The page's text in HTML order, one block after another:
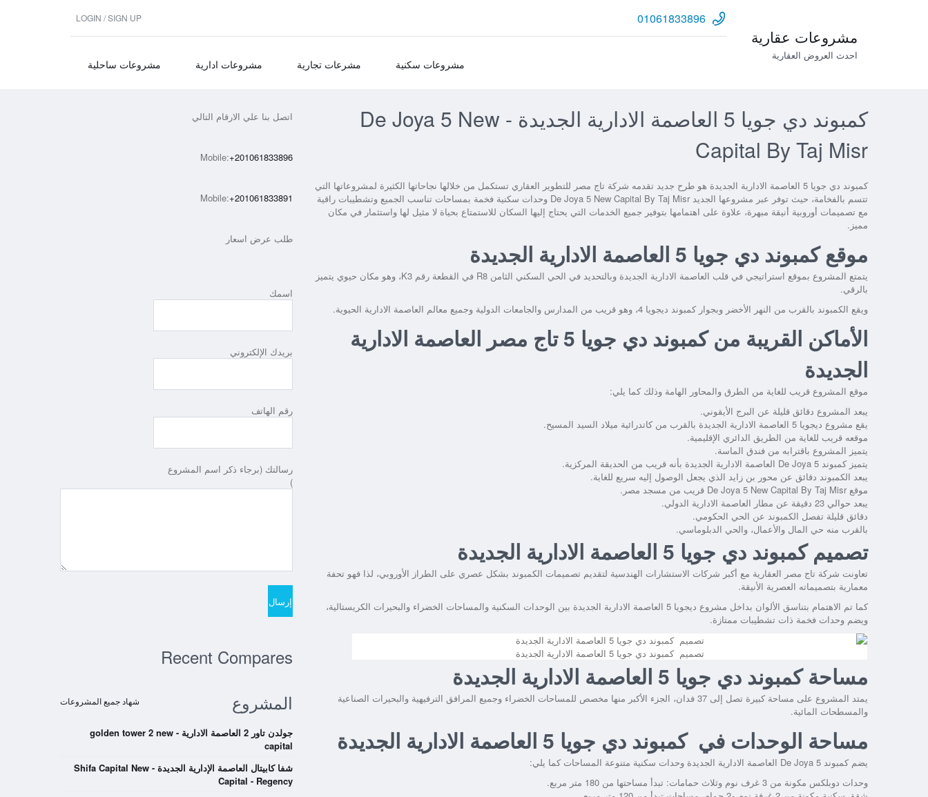
مشروعات عقارية
احدث العروض العقارية
LOGIN / SIGN UP 01061833896
مشروعات سكنية مشرعات تجارية مشروعات ادارية مشروعات ساحلية
كمبوند دي جويا 5 العاصمة الادارية الجديدة - De Joya 5 New
Capital By Taj Misr
كمبوند دي جويا 5 العاصمة الادارية الجديدة
هو طرح جديد تقدمه شركة تاج مصر للتطوير العقاري تستكمل من خلالها نجاحاتها الكثيرة لمشروعاتها التي
تتسم بالفخامة، حيث توفر عبر مشروعها الجديد De Joya 5 New Capital By Taj Misr وحدات سكنية فخمة بمساحات تناسب الجميع وتشطيبات راقية
مع تصميمات أوروبية أنيقة مبهرة، علاوة على اهتمامها بتوفير جميع الخدمات التي يحتاج إليها السكان للاستمتاع بحياة لا مثيل لها واستثمار في مكان
مميز.
موقع كمبوند دي جويا 5 العاصمة الادارية الجديدة
يتمتع المشروع بموقع استراتيجي في قلب العاصمة الادارية الجديدة وبالتحديد في الحي السكني الثامن R8 في القطعة رقم K3، وهو مكان حيوي يتميز
بالرقي.
ويقع الكمبوند بالقرب من النهر الأخضر وبجوار كمبوند ديجويا 4، وهو قريب من المدارس والجامعات الدولية وجميع معالم العاصمة الادارية الحيوية.
الأماكن القريبة من كمبوند دي جويا 5 تاج مصر العاصمة الادارية
الجديدة
موقع المشروع قريب للغاية من الطرق والمحاور الهامة وذلك كما يلي:
يبعد المشروع دقائق قليلة عن البرج الأيقوني.
يقع مشروع ديجويا 5 العاصمة الادارية الجديدة
بالقرب من كاتدرائية ميلاد السيد المسيح.
موقعه قريب للغاية من الطريق الدائري الإقليمية.
يتميز المشروع باقترابه من فندق الماسة.
يتميز كمبوند De Joya 5 العاصمة الادارية الجديدة
بأنه قريب من الحديقة المركزية.
يبعد الكمبوند دقائق عن محور بن زايد الذي يجعل الوصول إليه سريع للغاية.
موقع De Joya 5 New Capital By Taj Misr قريب من مسجد مصر.
يبعد حوالي 23 دقيقة عن مطار العاصمة الادارية الدولي.
دقائق قليلة تفصل الكمبوند عن الحي الحكومي.
بالقرب منه حي المال والأعمال، والحي الدبلوماسي.
تصميم كمبوند دي جويا 5 العاصمة الادارية الجديدة
تعاونت شركة تاج مصر العقارية مع أكبر شركات الاستشارات الهندسية لتقديم تصميمات الكمبوند بشكل عصري على الطراز الأوروبي، لذا فهو تحفة
معمارية بتصميماته العصرية الأنيقة.
كما تم الاهتمام بتناسق الألوان بداخل مشروع ديجويا 5 العاصمة الادارية الجديدة
بين الوحدات السكنية والمساحات الخضراء والبحيرات الكريستالية،
ويضم وحدات فخمة ذات تشطيبات ممتازة.
تصميم كمبوند دي جويا 5 العاصمة الادارية الجديدة
مساحة كمبوند دي جويا 5 العاصمة الادارية الجديدة
يمتد المشروع على مساحة كبيرة تصل إلى 37 فدان، الجزء الأكبر منها مخصص للمساحات الخضراء وجميع المرافق الترفيهية والبحيرات الصناعية
والمسطحات المائية.
مساحة الوحدات في كمبوند دي جويا 5 العاصمة الادارية الجديدة
يضم كمبوند De Joya 5 العاصمة الادارية الجديدة
وحدات سكنية متنوعة المساحات كما يلي:
وحدات دوبلكس مكونة من 3 غرف نوم وثلاث حمامات: تبدأ مساحتها من 180 متر مربع.
اتصل بنا علي الارقام التالي
Mobile:+201061833896
Mobile:+201061833891
طلب عرض اسعار
اسمك
بريدك الإلكتروني
رقم الهاتف
رسالتك (برجاء ذكر اسم المشروع
)
Recent Compares
المشروع
شهاد جميع المشروعات
جولدن تاور 2 العاصمة الادارية - golden tower 2 new
capital
شفا كابيتال العاصمة الإدارية الجديدة - Shifa Capital New
Capital - Regency